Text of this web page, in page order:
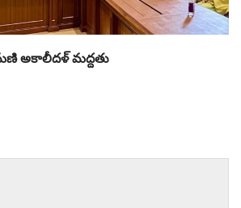
అకాలీదళ్ మద్దతు